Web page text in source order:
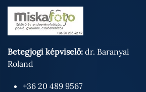
Betegjogi képviselő: dr. Baranyai
Roland
+36 20 489 9567